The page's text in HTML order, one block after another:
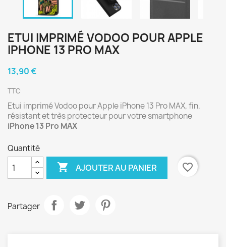
ETUI IMPRIMÉ VODOO POUR APPLE
IPHONE 13 PRO MAX
13,90 €
TTC
Etui imprimé Vodoo pour Apple iPhone 13 Pro MAX, fin,
résistant et très protecteur pour votre smartphone
iPhone 13 Pro MAX
Quantité
 AJOUTER AU PANIER favorite_border
Partager